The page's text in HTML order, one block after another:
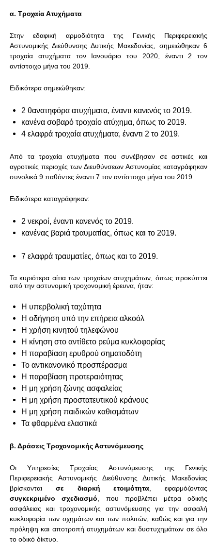
α. Τροχαία Ατυχήματα
Στην εδαφική αρμοδιότητα της Γενικής Περιφερειακής
Αστυνομικής Διεύθυνσης Δυτικής Μακεδονίας, σημειώθηκαν 6
τροχαία ατυχήματα τον Ιανουάριο του 2020, έναντι 2 τον
αντίστοιχο μήνα του 2019.
Ειδικότερα σημειώθηκαν:
2 θανατηφόρα ατυχήματα, έναντι κανενός το 2019.
κανένα σοβαρό τροχαίο ατύχημα, όπως το 2019.
4 ελαφρά τροχαία ατυχήματα, έναντι 2 το 2019.
Από τα τροχαία ατυχήματα που συνέβησαν σε αστικές και
αγροτικές περιοχές των Διευθύνσεων Αστυνομίας καταγράφηκαν
συνολικά 9 παθόντες έναντι 7 τον αντίστοιχο μήνα του 2019.
Ειδικότερα καταγράφηκαν:
2 νεκροί, έναντι κανενός το 2019.
κανένας βαριά τραυματίας, όπως και το 2019.
7 ελαφρά τραυματίες, όπως και το 2019.
Τα κυριότερα αίτια των τροχαίων ατυχημάτων, όπως προκύπτει
από την αστυνομική τροχονομική έρευνα, ήταν:
Η υπερβολική ταχύτητα
Η οδήγηση υπό την επήρεια αλκοόλ
Η χρήση κινητού τηλεφώνου
Η κίνηση στο αντίθετο ρεύμα κυκλοφορίας
Η παραβίαση ερυθρού σηματοδότη
Το αντικανονικό προσπέρασμα
Η παραβίαση προτεραιότητας
Η μη χρήση ζώνης ασφαλείας
Η μη χρήση προστατευτικού κράνους
Η μη χρήση παιδικών καθισμάτων
Τα φθαρμένα ελαστικά
β. Δράσεις Τροχονομικής Αστυνόμευσης
Οι Υπηρεσίες Τροχαίας Αστυνόμευσης της Γενικής
Περιφερειακής Αστυνομικής Διεύθυνσης Δυτικής Μακεδονίας
βρίσκονται σε διαρκή ετοιμότητα , εφαρμόζοντας
συγκεκριμένο σχεδιασμό , που προβλέπει μέτρα οδικής
ασφάλειας και τροχονομικής αστυνόμευσης για την ασφαλή
κυκλοφορία των οχημάτων και των πολιτών, καθώς και για την
πρόληψη και αποτροπή ατυχημάτων και δυστυχημάτων σε όλο
το οδικό δίκτυο.